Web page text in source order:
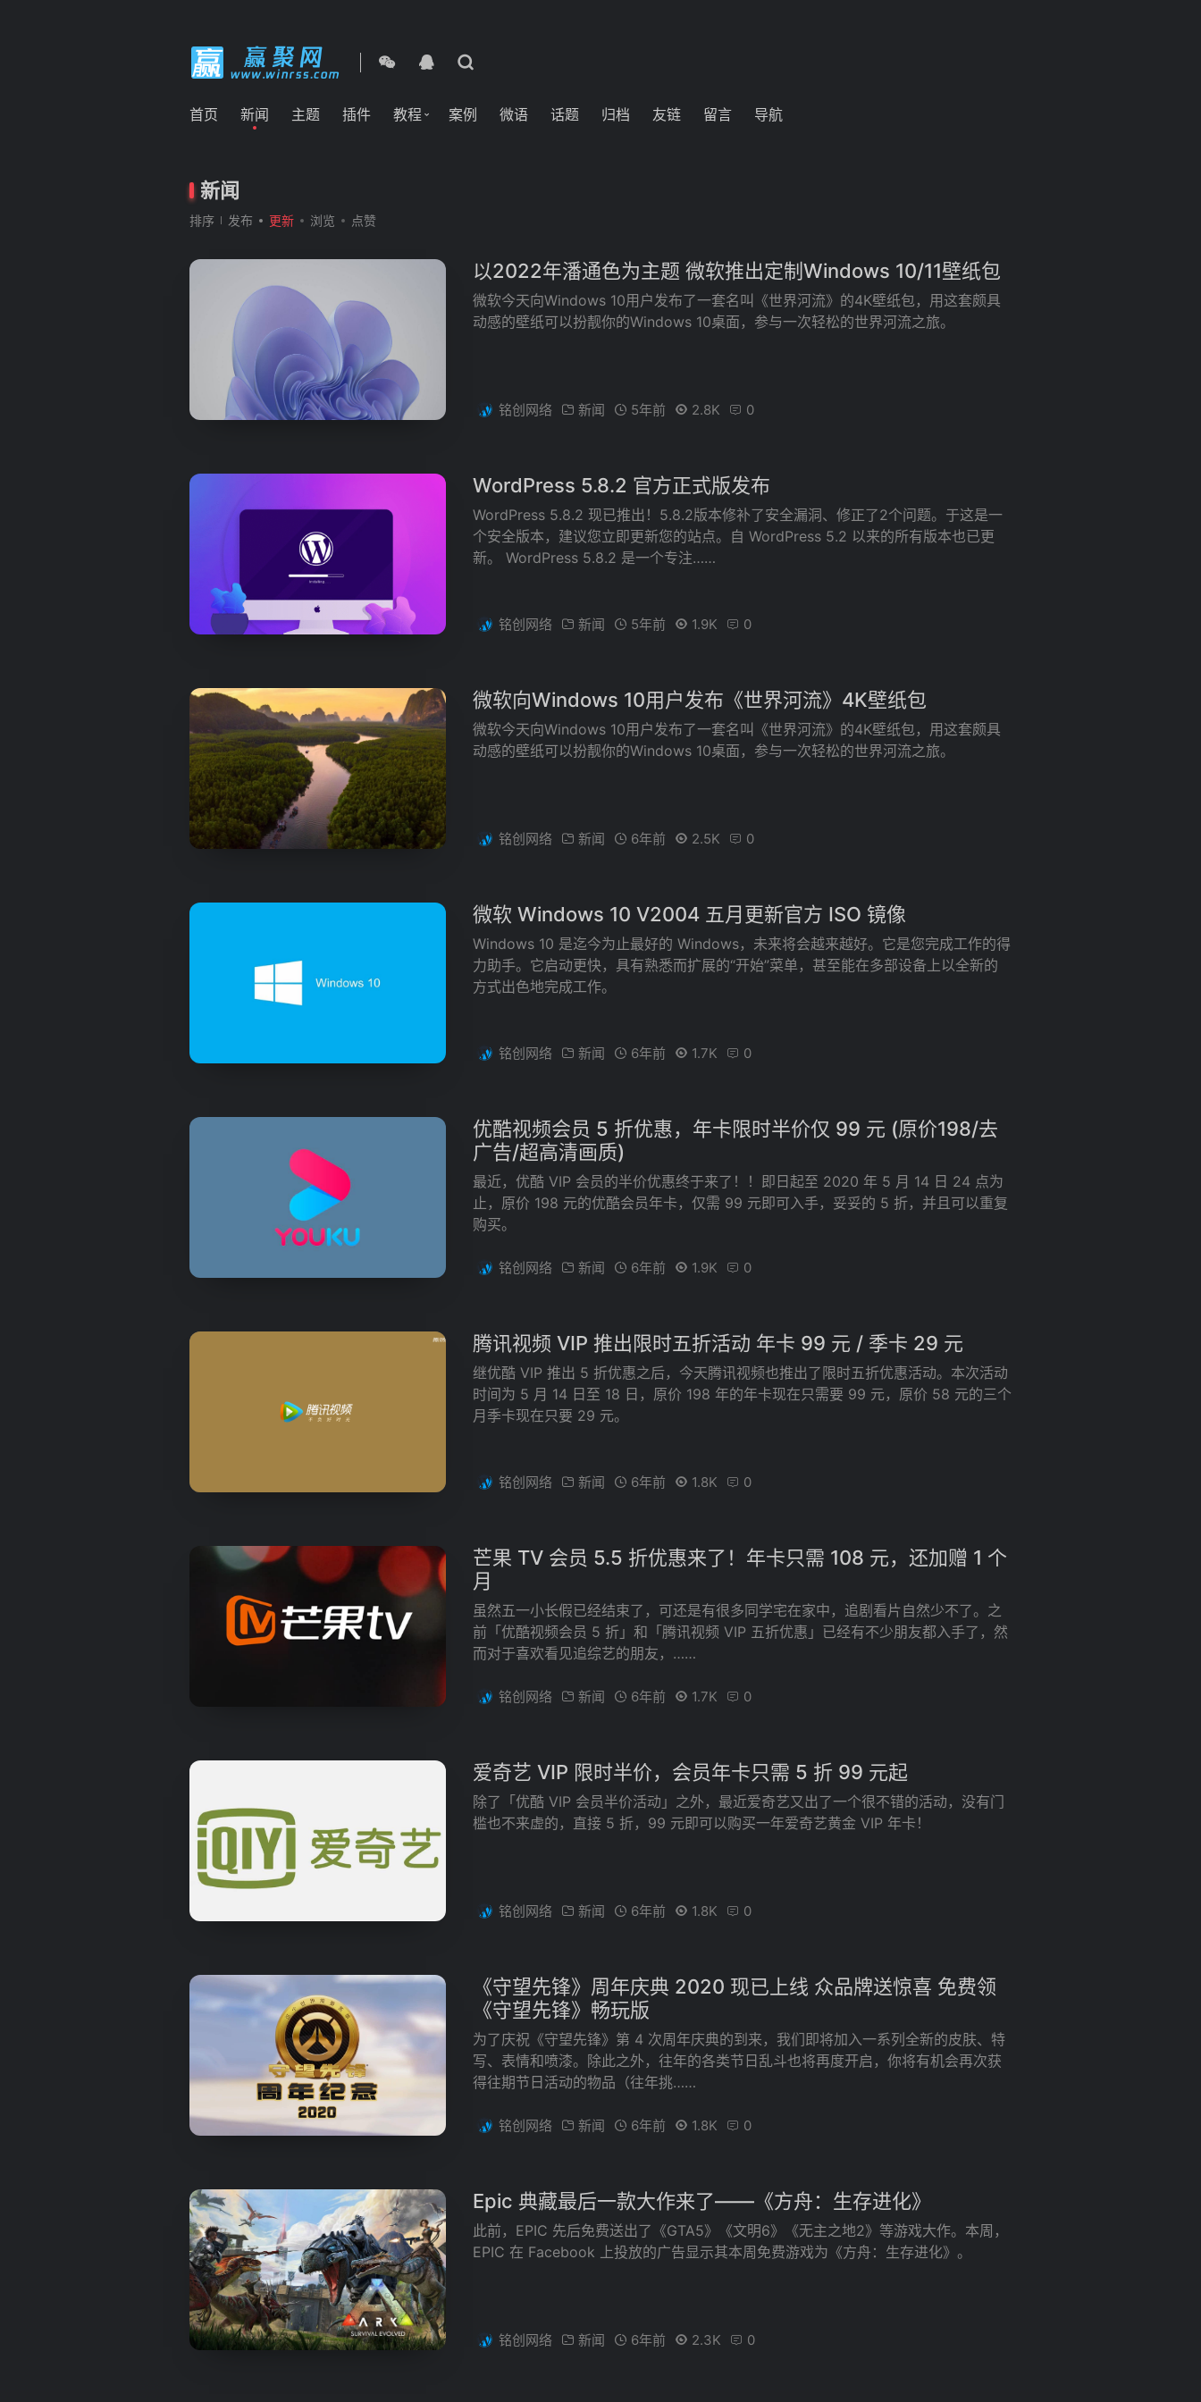
首页 新闻 主题 插件 教程 案例 微语 话题 归档 友链 留言 导航
新闻
排序 发布 更新 浏览 点赞
以2022年潘通色为主题 微软推出定制Windows 10/11壁纸包
铭创网络 新闻 5年前 2.8K 0
微软今天向Windows 10用户发布了一套名叫《世界河流》的4K壁纸包，用这套颇具
动感的壁纸可以扮靓你的Windows 10桌面，参与一次轻松的世界河流之旅。
WordPress 5.8.2 官方正式版发布
铭创网络 新闻 5年前 1.9K 0
WordPress 5.8.2 现已推出！5.8.2版本修补了安全漏洞、修正了2个问题。于这是一
个安全版本，建议您立即更新您的站点。自 WordPress 5.2 以来的所有版本也已更
新。 WordPress 5.8.2 是一个专注……
微软向Windows 10用户发布《世界河流》4K壁纸包
铭创网络 新闻 6年前 2.5K 0
微软今天向Windows 10用户发布了一套名叫《世界河流》的4K壁纸包，用这套颇具
动感的壁纸可以扮靓你的Windows 10桌面，参与一次轻松的世界河流之旅。
微软 Windows 10 V2004 五月更新官方 ISO 镜像
铭创网络 新闻 6年前 1.7K 0
Windows 10 是迄今为止最好的 Windows，未来将会越来越好。它是您完成工作的得
力助手。它启动更快，具有熟悉而扩展的“开始”菜单，甚至能在多部设备上以全新的
方式出色地完成工作。
优酷视频会员 5 折优惠，年卡限时半价仅 99 元 (原价198/去
广告/超高清画质)
铭创网络 新闻 6年前 1.9K 0
最近，优酷 VIP 会员的半价优惠终于来了！！即日起至 2020 年 5 月 14 日 24 点为
止，原价 198 元的优酷会员年卡，仅需 99 元即可入手，妥妥的 5 折，并且可以重复
购买。
腾讯视频 VIP 推出限时五折活动 年卡 99 元 / 季卡 29 元
铭创网络 新闻 6年前 1.8K 0
继优酷 VIP 推出 5 折优惠之后，今天腾讯视频也推出了限时五折优惠活动。本次活动
时间为 5 月 14 日至 18 日，原价 198 年的年卡现在只需要 99 元，原价 58 元的三个
月季卡现在只要 29 元。
芒果 TV 会员 5.5 折优惠来了！年卡只需 108 元，还加赠 1 个
月
铭创网络 新闻 6年前 1.7K 0
虽然五一小长假已经结束了，可还是有很多同学宅在家中，追剧看片自然少不了。之
前「优酷视频会员 5 折」和「腾讯视频 VIP 五折优惠」已经有不少朋友都入手了，然
而对于喜欢看见追综艺的朋友，……
爱奇艺 VIP 限时半价，会员年卡只需 5 折 99 元起
铭创网络 新闻 6年前 1.8K 0
除了「优酷 VIP 会员半价活动」之外，最近爱奇艺又出了一个很不错的活动，没有门
槛也不来虚的，直接 5 折，99 元即可以购买一年爱奇艺黄金 VIP 年卡！
《守望先锋》周年庆典 2020 现已上线 众品牌送惊喜 免费领
《守望先锋》畅玩版
铭创网络 新闻 6年前 1.8K 0
为了庆祝《守望先锋》第 4 次周年庆典的到来，我们即将加入一系列全新的皮肤、特
写、表情和喷漆。除此之外，往年的各类节日乱斗也将再度开启，你将有机会再次获
得往期节日活动的物品（往年挑……
Epic 典藏最后一款大作来了——《方舟：生存进化》
铭创网络 新闻 6年前 2.3K 0
此前，EPIC 先后免费送出了《GTA5》《文明6》《无主之地2》等游戏大作。本周，
EPIC 在 Facebook 上投放的广告显示其本周免费游戏为《方舟：生存进化》。